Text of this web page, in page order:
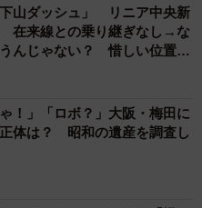
ゆきさんからまさかの答
解」
ポーズの言葉がないなん
めている！」と、長年秘
。
山ダッシュ」 リニア中央新
在来線との乗り継ぎなし→な
んじゃない？ 惜しい位置関
！」「ロボ？」大阪・梅田に
体は？ 昭和の遺産を調査し